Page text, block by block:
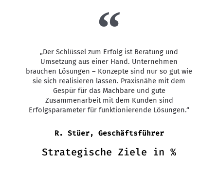
„Der Schlüssel zum Erfolg ist Beratung und
Umsetzung aus einer Hand. Unternehmen
brauchen Lösungen – Konzepte sind nur so gut wie
sie sich realisieren lassen. Praxisnähe mit dem
Gespür für das Machbare und gute
Zusammenarbeit mit dem Kunden sind
Erfolgsparameter für funktionierende Lösungen.“
R. Stüer, Geschäftsführer
Strategische Ziele in %